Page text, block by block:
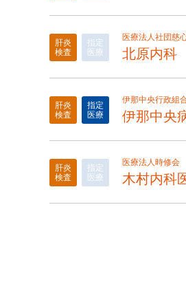
肝炎
検査
指定
医療
医療法人社団慈
北原内科
肝炎
検査
指定
医療
伊那中央行政組
伊那中央
肝炎
検査
指定
医療
医療法人時修会
木村内科